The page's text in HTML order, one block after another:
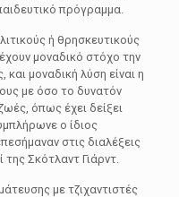
πρόγραμμα.
ή θρησκευτικούς
μοναδικό στόχο την
μοναδική λύση είναι η
με όσο το δυνατόν
όπως έχει δείξει
ο ίδιος
στις διαλέξεις
της Σκότλαντ Γιάρντ.
με τζιχαντιστές